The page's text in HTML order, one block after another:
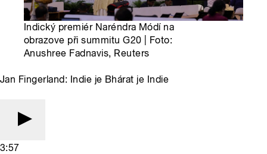
Indický premiér Naréndra Módí na
obrazove při summitu G20 | Foto:
Anushree Fadnavis, Reuters
Jan Fingerland: Indie je Bhárat je Indie
3:57